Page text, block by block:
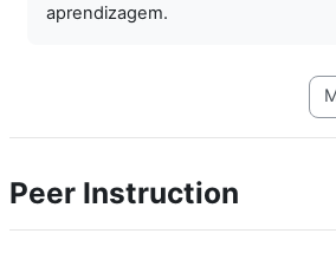
aprendizagem.
Peer Instruction